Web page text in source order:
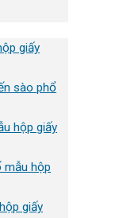
giấy
sào phổ
hộp giấy
mẫu hộp
giấy